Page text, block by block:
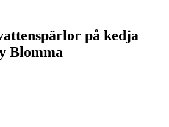
på kedja
Blomma